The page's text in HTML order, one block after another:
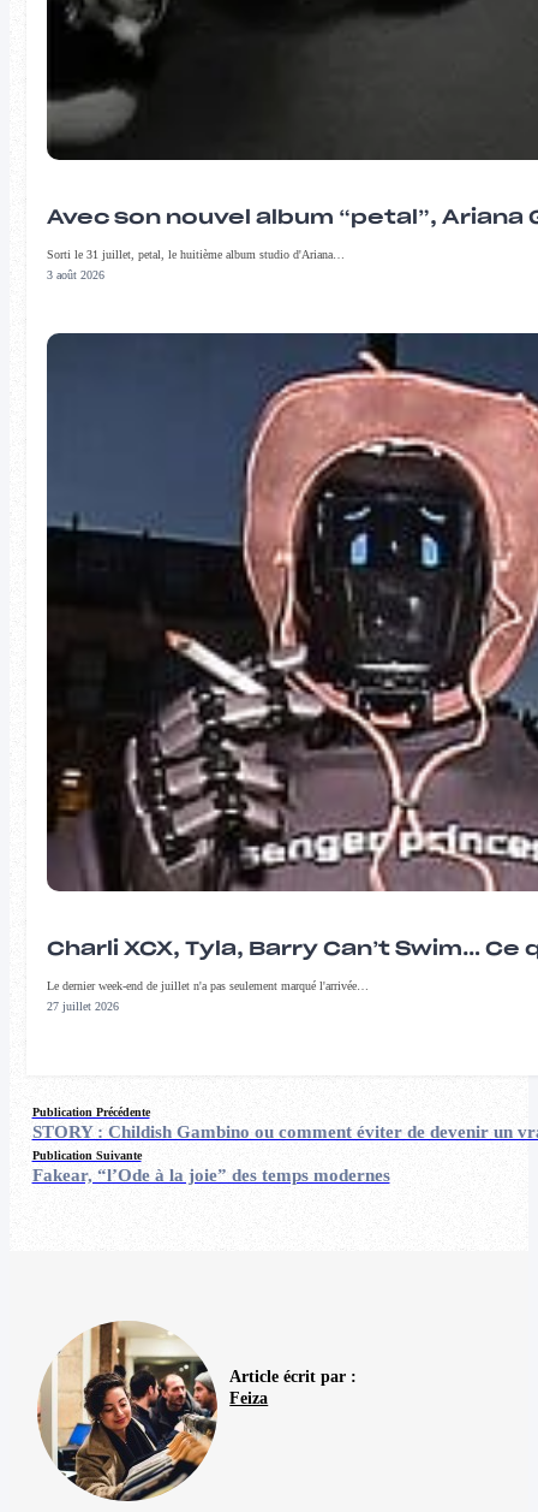
Avec son nouvel album “petal”,
Sorti le 31 juillet, petal, le huitième album studio d'Ariana…
3 août 2026
Charli XCX, Tyla, Barry Can’t Swim…
Le dernier week-end de juillet n'a pas seulement marqué l'arrivée…
27 juillet 2026
Publication Précédente
STORY : Childish Gambino ou comment éviter de devenir un
Publication Suivante
Fakear, “l’Ode à la joie” des temps modernes
Article écrit par :
Feiza